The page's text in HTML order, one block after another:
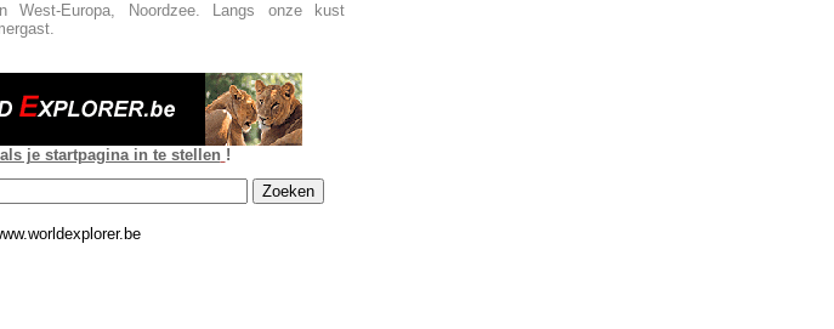
West-Europa, Noordzee. Langs onze kust
je startpagina in te stellen !